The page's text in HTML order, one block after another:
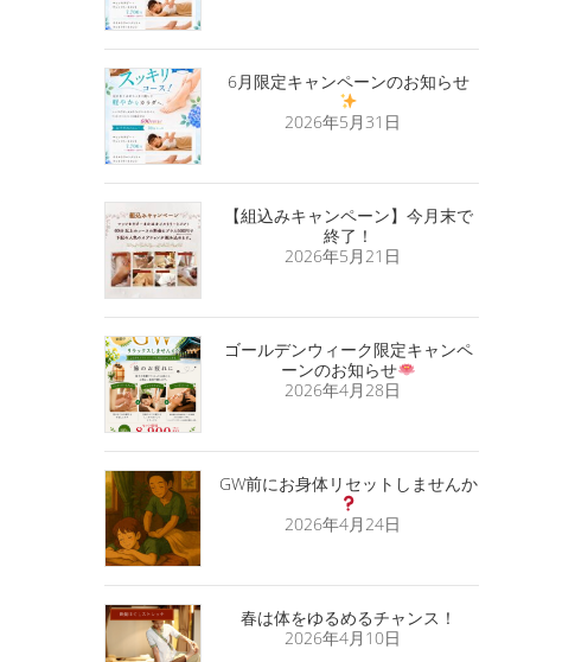
6月限定キャンペーンのお知らせ
2026年5月31日
【組込みキャンペーン】今月末で
終了！
2026年5月21日
ゴールデンウィーク限定キャンペ
ーンのお知らせ
2026年4月28日
GW前にお身体リセットしませんか
2026年4月24日
春は体をゆるめるチャンス！
2026年4月10日